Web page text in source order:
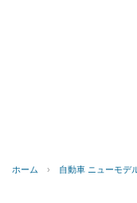
ホーム › 自動車 ニューモデ